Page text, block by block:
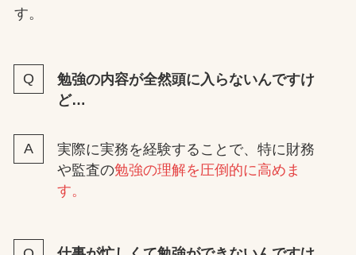
す。
勉強の内容が全然頭に入らないんですけ
ど…
実際に実務を経験することで、特に財務
や監査の勉強の理解を圧倒的に高めま
す。